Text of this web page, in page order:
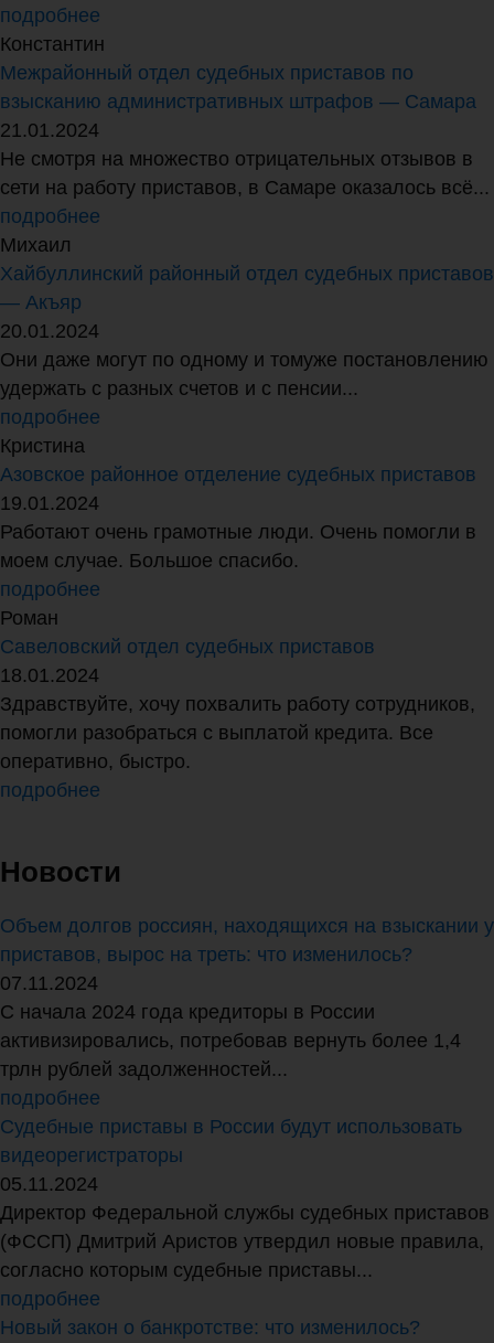
подробнее
Константин
Межрайонный отдел судебных приставов по
взысканию административных штрафов — Самара
21.01.2024
Не смотря на множество отрицательных отзывов в
сети на работу приставов, в Самаре оказалось всё...
подробнее
Михаил
Хайбуллинский районный отдел судебных приставов
— Акъяр
20.01.2024
Они даже могут по одному и томуже постановлению
удержать с разных счетов и с пенсии...
подробнее
Кристина
Азовское районное отделение судебных приставов
19.01.2024
Работают очень грамотные люди. Очень помогли в
моем случае. Большое спасибо.
подробнее
Роман
Савеловский отдел судебных приставов
18.01.2024
Здравствуйте, хочу похвалить работу сотрудников,
помогли разобраться с выплатой кредита. Все
оперативно, быстро.
подробнее
Новости
Объем долгов россиян, находящихся на взыскании у
приставов, вырос на треть: что изменилось?
07.11.2024
С начала 2024 года кредиторы в России
активизировались, потребовав вернуть более 1,4
трлн рублей задолженностей...
подробнее
Судебные приставы в России будут использовать
видеорегистраторы
05.11.2024
Директор Федеральной службы судебных приставов
(ФССП) Дмитрий Аристов утвердил новые правила,
согласно которым судебные приставы...
подробнее
Новый закон о банкротстве: что изменилось?